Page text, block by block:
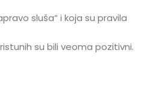
sluša“ i koja su pravila
su bili veoma pozitivni.